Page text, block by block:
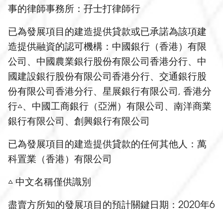
事的律師事務所：孖士打律師行
已為發展項目的建造提供貸款或已承諾為該項建
造提供融資的認可機構：中國銀行（香港）有限
公司、中國農業銀行股份有限公司香港分行、中
國建設銀行股份有限公司香港分行、交通銀行股
份有限公司香港分行、星展銀行有限公司, 香港分
行△ 、中國工商銀行（亞洲）有限公司、南洋商業
銀行有限公司、創興銀行有限公司
已為發展項目的建造提供貸款的任何其他人：萬
科置業（香港）有限公司
△ 中文名稱僅供識別
盡賣方所知的發展項目的預計關鍵日期：2020年6